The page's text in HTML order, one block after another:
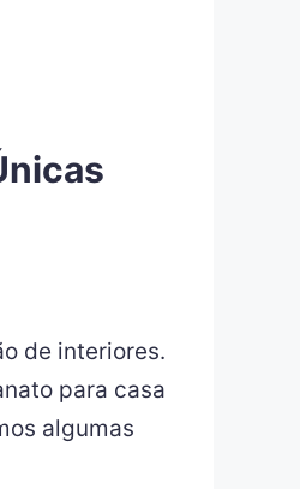
de interiores.
para casa
algumas